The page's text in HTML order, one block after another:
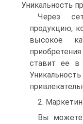
Уникальность
Через
продукцию,
высокое
ставит ее в
2.
Вы можете